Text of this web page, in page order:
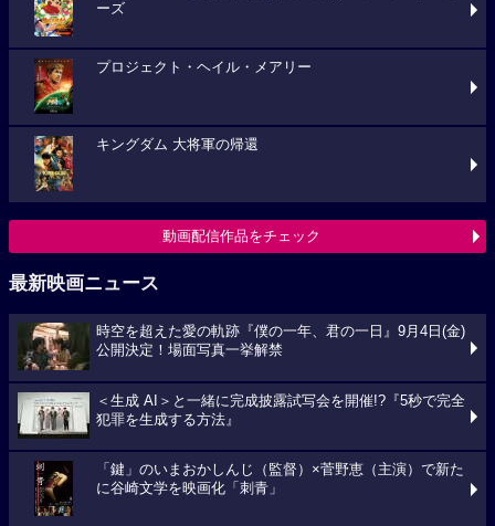
ーズ
プロジェクト・ヘイル・メアリー
キングダム 大将軍の帰還
動画配信作品をチェック
最新映画ニュース
時空を超えた愛の軌跡『僕の一年、君の一日』9月4日(金)
公開決定！場面写真一挙解禁
＜生成 AI＞と一緒に完成披露試写会を開催!?『5秒で完全
犯罪を生成する方法』
「鍵」のいまおかしんじ（監督）×菅野恵（主演）で新た
に谷崎文学を映画化「刺青」